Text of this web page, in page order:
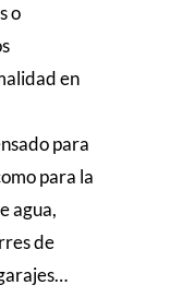
o
en
para
para la
agua,
de